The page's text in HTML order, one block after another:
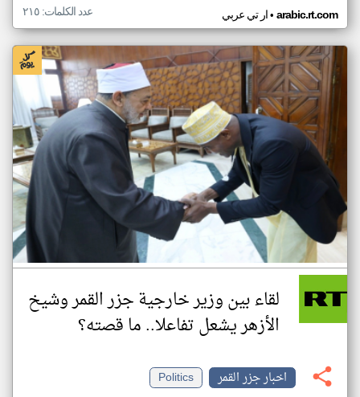
ار تي عربي• arabic.rt.com عدد الكلمات: ٢١٥
لقاء بين وزير خارجية جزر القمر وشيخ
الأزهر يشعل تفاعلا.. ما قصته؟
اخبار جزر القمر
Politics